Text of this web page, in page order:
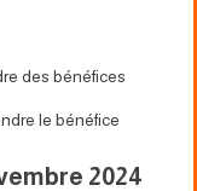
des bénéfices
le bénéfice
2024